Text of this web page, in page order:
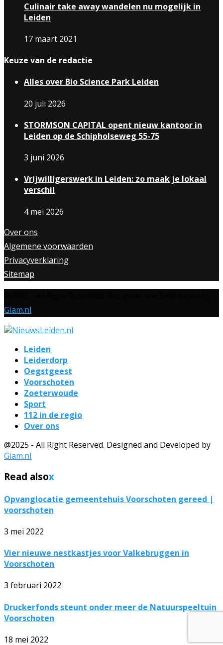
Culinair take away wandelen nu mogelijk in
Leiden
17 maart 2021
Keuze van de redactie
Alles over Bio Science Park Leiden
20 juli 2026
STORMSON CAPITAL opent nieuw kantoor in
Leiden op de Schipholseweg 55-75
3 juni 2026
Vrijwilligerswerk in Leiden: zo maak je lokaal
verschil
4 mei 2026
Over ons
Algemene voorwaarden
Privacyverklaring
Sitemap
Giam.nl
Leiden
Leiderdorp
Oegstgeest
Voorschoten
Zoeterwoude
Sport
112 in de regio
Over ons
@2025 - All Right Reserved. Designed and Developed by
Giam.nl
Read alsox
Opvanglocatie gemeentehuis Voorschoten gereed |
voorschoten
3 mei 2022
Vier nieuwe nestkastjes voor Valkebruggen in
Voorschoten
3 februari 2022
Druckerfonds steunt onder meer de Natuurspeeltuin
Voorschoten
18 mei 2022